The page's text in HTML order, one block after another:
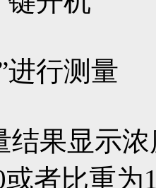
进行测量
结果显示
或者比重